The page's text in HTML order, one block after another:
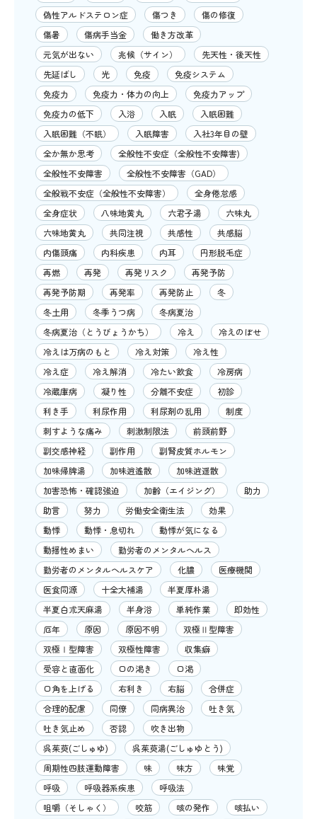
偽性アルドステロン症
傷つき
傷の修復
傷暑
傷病手当金
働き方改革
元気が出ない
兆候（サイン）
先天性・後天性
先延ばし
光 免疫
免疫システム
免疫力
免疫力・体力の向上
免疫力アップ
免疫力の低下
入浴 入眠
入眠困難
入眠困難（不眠）
入眠障害
入社3年目の壁
全か無か思考
全般性不安症（全般性不安障害)
全般性不安障害
全般性不安障害（GAD）
全般戦不安症（全般性不安障害）
全身倦怠感
全身症状
八味地黄丸 六君子湯
六味丸
六味地黄丸
共同注視 共感性
共感脳
内傷頭痛
内科疾患 内耳
円形脱毛症
再燃
再発 再発リスク
再発予防
再発予防期
再発率 再発防止
冬
冬土用
冬季うつ病
冬病夏治
冬病夏治（とうびょうかち）
冷え
冷えのぼせ
冷えは万病のもと
冷え対策
冷え性
冷え症
冷え解消 冷たい飲食
冷房病
冷蔵庫病
凝り性 分離不安症
初診
利き手
利尿作用 利尿剤の乱用
制度
刺すような痛み
刺激制限法
前頭前野
副交感神経
副作用
副腎皮質ホルモン
加味帰脾湯
加味逍遙散
加味逍遥散
加害恐怖・確認強迫
加齢（エイジング）
助力
助言
努力 労働安全衛生法
効果
動悸
動悸・息切れ
動悸が気になる
動揺性めまい
勤労者のメンタルヘルス
勤労者のメンタルヘルスケア
化膿
医療機関
医食同源
十全大補湯
半夏厚朴湯
半夏白朮天麻湯
半身浴 単純作業
即効性
厄年
原因 原因不明
双極Ⅱ型障害
双極Ⅰ型障害
双極性障害
収集癖
受容と直面化
口の渇き
口渇
口角を上げる
右利き 右脳
合併症
合理的配慮
同僚 同病異治
吐き気
吐き気止め
否認
吹き出物
呉茱萸(ごしゅゆ)
呉茱萸湯(ごしゅゆとう)
周期性四肢運動障害
味 味方
味覚
呼吸
呼吸器系疾患
呼吸法
咀嚼（そしゃく）
咬筋 咳の発作
咳払い